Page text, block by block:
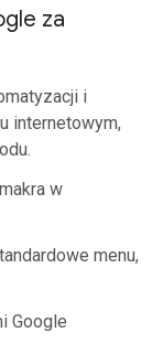
za
i
internetowym,
w
menu,
Google